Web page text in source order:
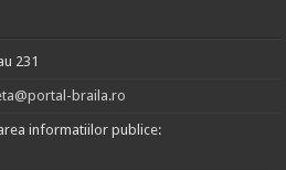
231
braila.ro
informatiilor publice: